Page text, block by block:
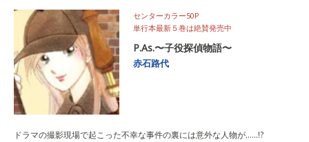
センターカラー50P
単行本最新５巻は絶賛発売中
P.As.〜子役探偵物語〜
赤石路代
ドラマの撮影現場で起こった不幸な事件の裏には意外な人物が……!?